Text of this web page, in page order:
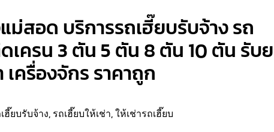
ม่สอด บริการรถเฮี๊ยบรับจ้าง รถ
ดเครน 3 ตัน 5 ตัน 8 ตัน 10 ตัน รับ
ครื่องจักร ราคาถูก
ฮี๊ยบรับจ้าง, รถเฮี๊ยบให้เช่า,ให้เช่ารถเฮี๊ยบ